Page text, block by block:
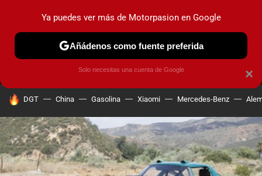
MENÚ NUEVO
COCHES ELÉCTRICOS OBSERVATORIO
HOY SE HABLA DE
DGT China Gasolina Xiaomi Mercedes-Benz
×
Ya puedes ver más de Motorpasion en Google
Añádenos como fuente preferida
Solo necesitas una cuenta de Google